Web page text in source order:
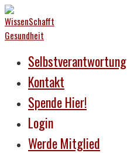
Selbstverantwortung
Kontakt
Spende Hier!
Login
Werde Mitglied